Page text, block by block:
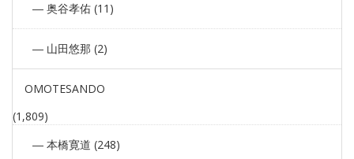
奥谷孝佑 (11)
山田悠那 (2)
OMOTESANDO
(1,809)
本橋寛道 (248)